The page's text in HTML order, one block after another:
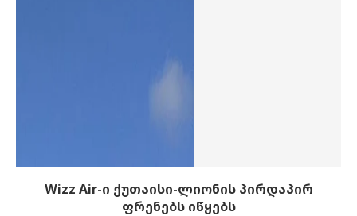
Wizz Air-ი ქუთაისი-ლიონის პირდაპირ
ფრენებს იწყებს